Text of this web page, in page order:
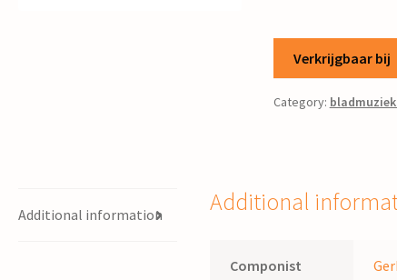
Verkrijgbaar bij
Category:
Additional information Additional
Componist